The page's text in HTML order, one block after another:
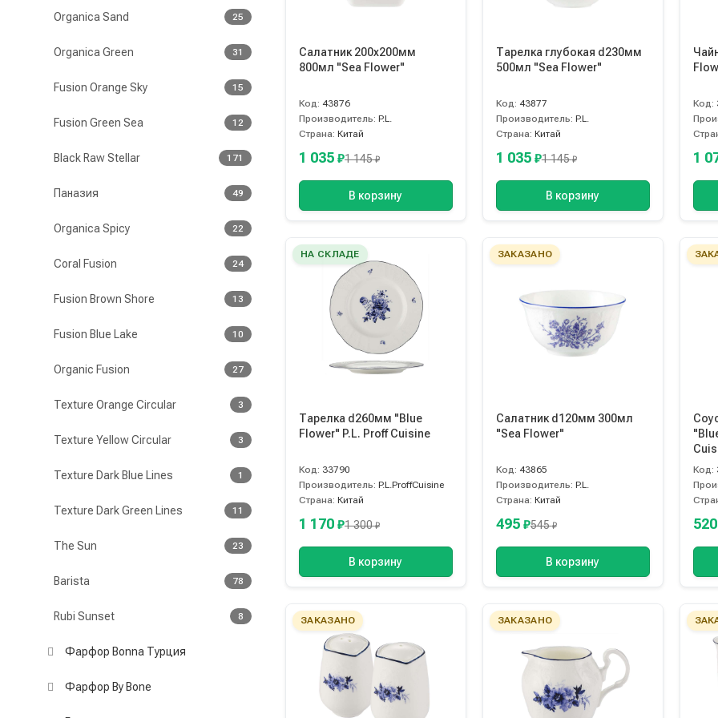
Organica Sand 25
Organica Green 31
Fusion Orange Sky 15
Fusion Green Sea 12
Black Raw Stellar 171
Паназия 49
Organica Spicy 22
Coral Fusion 24
Fusion Brown Shore 13
Fusion Blue Lake 10
Organic Fusion 27
Texture Orange Circular 3
Texture Yellow Circular 3
Texture Dark Blue Lines 1
Texture Dark Green Lines 11
The Sun 23
Barista 78
Rubi Sunset 8
Фарфор Bonna Турция
Фарфор By Bone
Салатник 200х200мм
800мл "Sea Flower"
Код: 43876
Производитель: P.L.
Страна: Китай
1 035 ₽1 145₽
В корзину
Тарелка глубокая d230мм
500мл "Sea Flower"
Код: 43877
Производитель: P.L.
Страна: Китай
1 035 ₽1 145₽
В корзину
Код:
1
НА СКЛАДЕ
Тарелка d260мм "Blue
Flower" P.L. Proff Cuisine
Код: 33790
Производитель: P.L.ProffCuisine
Страна: Китай
1 170 ₽1 300₽
В корзину
ЗАКАЗАНО
Салатник d120мм 300мл
"Sea Flower"
Код: 43865
Производитель: P.L.
Страна: Китай
495 ₽545₽
В корзину
Код:
ЗАКАЗАНО ЗАКАЗАНО